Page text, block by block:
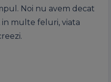
Noi nu avem decat
in multe feluri, viata